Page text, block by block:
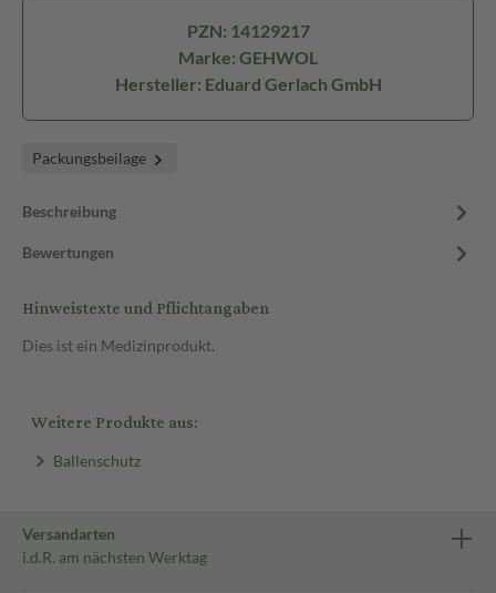
PZN: 14129217
Marke: GEHWOL
Hersteller: Eduard Gerlach GmbH
Packungsbeilage
Beschreibung
Bewertungen
Hinweistexte und Pflichtangaben
Dies ist ein Medizinprodukt.
Weitere Produkte aus:
Ballenschutz
Versandarten
i.d.R. am nächsten Werktag